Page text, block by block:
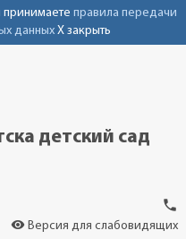
принимаете правила передачи
данных X закрыть
детский сад
phone
visibility Версия для слабовидящих